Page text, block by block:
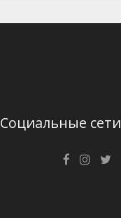
Социальные сети